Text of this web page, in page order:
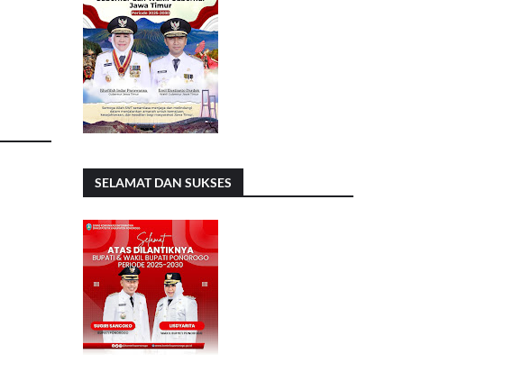
SELAMAT DAN SUKSES